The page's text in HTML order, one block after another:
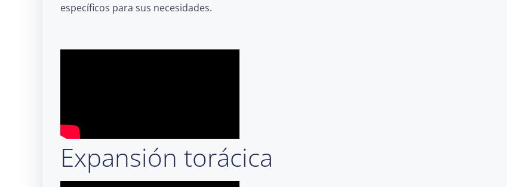
específicos para sus necesidades.
Expansión torácica